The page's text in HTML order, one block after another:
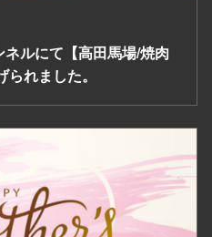
ルにて【高田馬場/焼肉
れました。